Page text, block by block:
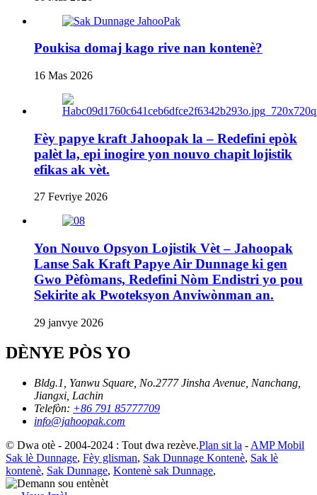
Poukisa domaj kago rive nan kontenè?
16 Mas 2026
Fèy papye kraft Jahoopak la – Redefini epòk
palèt la, epi inogire yon nouvo chapit lojistik
efikas ak vèt.
27 Fevriye 2026
Yon Nouvo Opsyon Lojistik Vèt – Jahoopak
Lanse Sak Kraft Papye Air Dunnage ki gen
Gwo Pèfòmans, Redefini Nòm Endistri yo pou
Sekirite ak Pwoteksyon Anviwònman an.
29 janvye 2026
DÈNYE PÒS YO
Bldg.1, Yanwu Square, No.2777 Jinsha Avenue, Nanchang,
Jiangxi, Lachin
Telefòn: +86 791 85777709
info@jahoopak.com
© Dwa otè - 2004-2024 : Tout dwa rezève.Plan sit la - AMP Mobil
Sak lè Dunnage, Fèy glisman, Sak Dunnage Kontenè, Sak lè
kontenè, Sak Dunnage, Kontenè sak Dunnage,